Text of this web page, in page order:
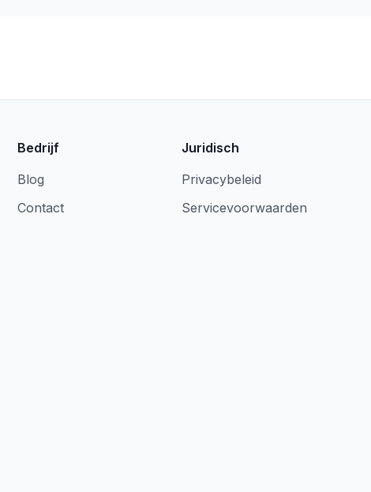
Bedrijf
Blog
Contact
Juridisch
Privacybeleid
Servicevoorwaarden